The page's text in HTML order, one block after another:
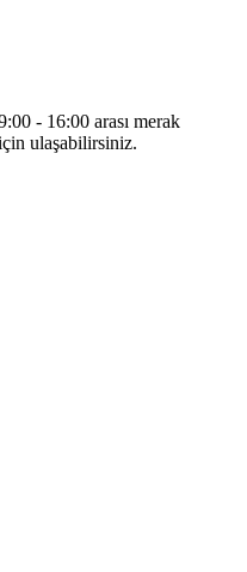
- 16:00 arası merak
ulaşabilirsiniz.